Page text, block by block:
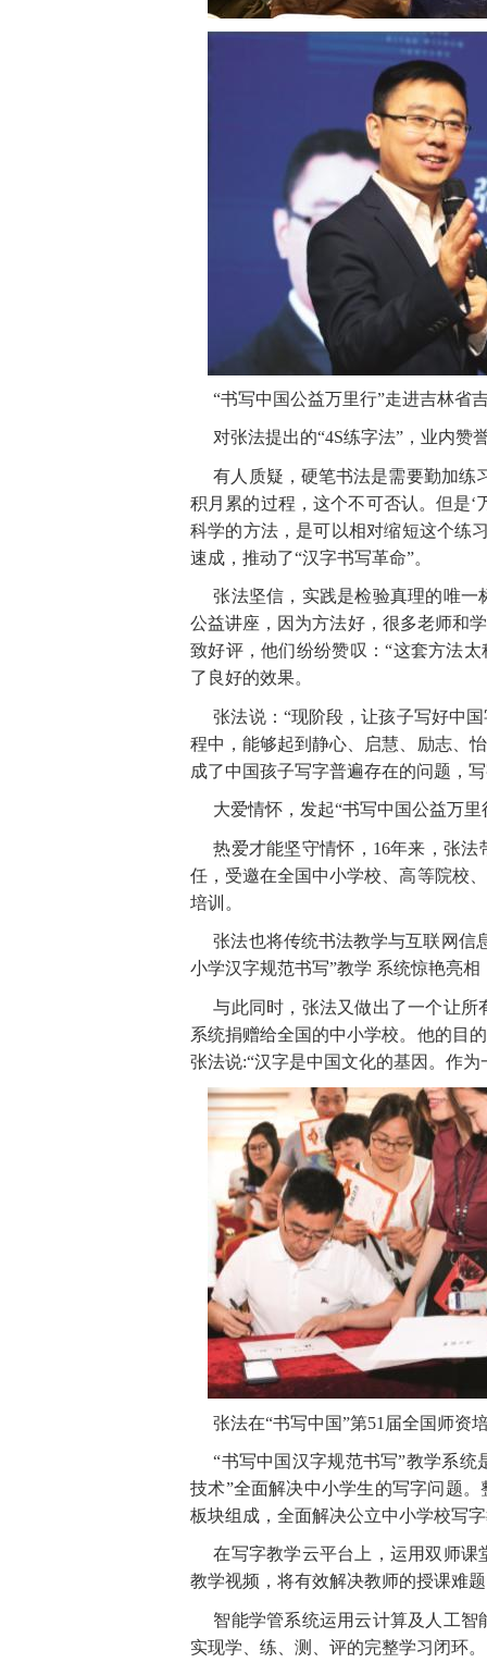
“书写中国公益万里行”走进吉林省
对张法提出的“4S练字法”，业内赞
有人质疑，硬笔书法是需要勤加练
积月累的过程，这个不可否认。但是‘
科学的方法，是可以相对缩短这个练
速成，推动了“汉字书写革命”。
张法坚信，实践是检验真理的唯
公益讲座，因为方法好，很多老师和
致好评，他们纷纷赞叹 ：“这套方法太
了良好的效果。
张法说： “现阶段，让孩子写好中
程中，能够起到静心、启慧、励志、
成了中国孩子写字普遍存在的问题，
大爱情怀，发起“书写中国公益万里
热爱才能坚守情怀， 16年来，张法
任，受邀在全国中小学校、高等院校
培训。
张法也将传统书法教学与互联网信
小学汉字规范书写”教学 系统惊艳亮相
与此同时，张法又做出了一个让所
系统捐赠给全国的中小学校。他的目
张法说:“汉字是中国文化的基因。作
张法在“书写中 国”第51届全国师资
“书写中国汉字规范书写”教学系统
技术”全面解决中小学生的写字问题。
板块组成，全面解决公立中小学校写
在写字教学云平台上，运用双师
教学视频，将有效解决教师的授课难
智能学管系统运用云计算及人工
实现学、练、测、评的完整学习闭环。